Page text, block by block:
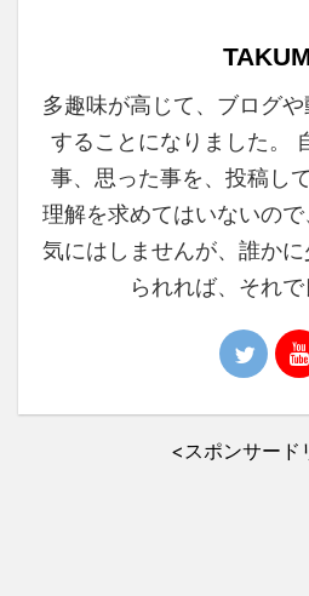
多趣味が高じて、ブログ
することになりました。
事、思った事を、投稿し
理解を求めてはいないの
気にはしませんが、誰かに
られれば、それで
<スポンサード